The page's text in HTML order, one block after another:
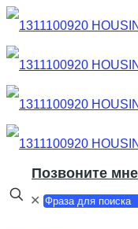
Позвоните мне
✕